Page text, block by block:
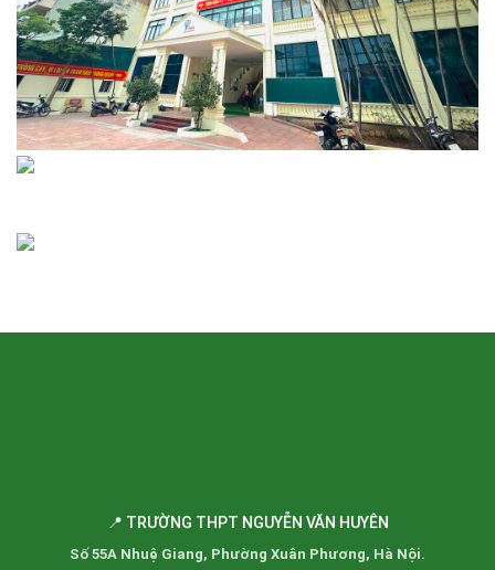
📍 TRƯỜNG THPT NGUYỄN VĂN HUYÊN
Số 55A Nhuệ Giang, Phường Xuân Phương, Hà Nội.